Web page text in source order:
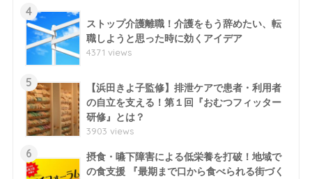
4
ストップ介護離職！介護をもう辞めたい、転
職しようと思った時に効くアイデア
4371 views
5
【浜田きよ子監修】排泄ケアで患者・利用者
の自立を支える！第１回『おむつフィッター
研修』とは？
3903 views
6
摂食・嚥下障害による低栄養を打破！地域で
の食支援 『最期まで口から食べられる街づく